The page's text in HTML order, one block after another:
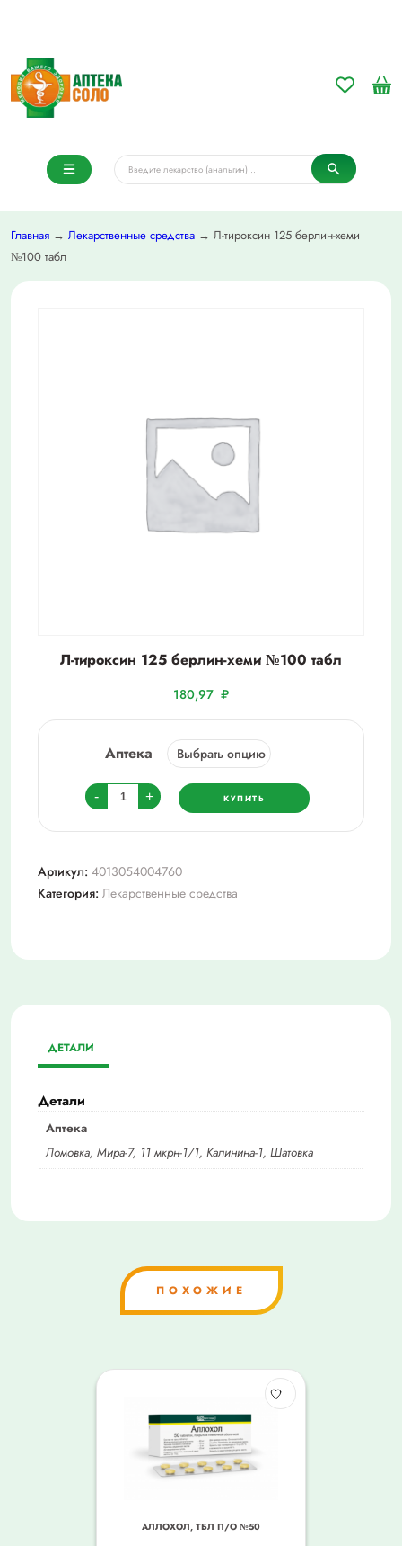
Главная → Лекарственные средства → Л-тироксин 125 берлин-хеми
№100 табл
Л-тироксин 125 берлин-хеми №100 табл
180,97 ₽
Аптека
-
Количество
товара
Л-
125
берлин-
табл
+ КУПИТЬ
Артикул: 4013054004760
Категория: Лекарственные средства
ДЕТАЛИ
Детали
Аптека
Ломовка, Мира-7, 11 мкрн-1/1, Калинина-1, Шатовка
ПОХОЖИЕ
АЛЛОХОЛ, ТБЛ П/О №50